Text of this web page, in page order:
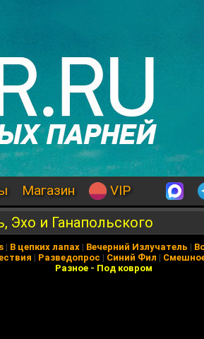
Магазин VIP
и Ганапольского
| В цепких лапах | Вечерний Излучатель |
| Разведопрос | Синий Фил |
Разное - Под ковром